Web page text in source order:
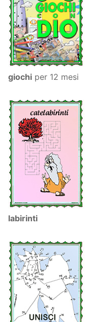
giochi per 12 mesi
labirinti